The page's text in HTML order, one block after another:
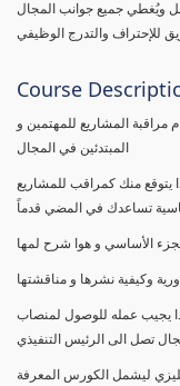
ويُغطي جميع جوانب المجال
للإحتراف والتدرج الوظيفي
Course
المشاريع للمهتمين و
المبتدئين في المجال
يتوقع منك كمراقب للمشاريع
تساعدك في المضي قدماً
وكيفية نشرها و مناقشتها
يجيب عمله للوصول لمنصاب
تصل الى الرئيس التنفيذي
ليشمل الكورس المعرفة